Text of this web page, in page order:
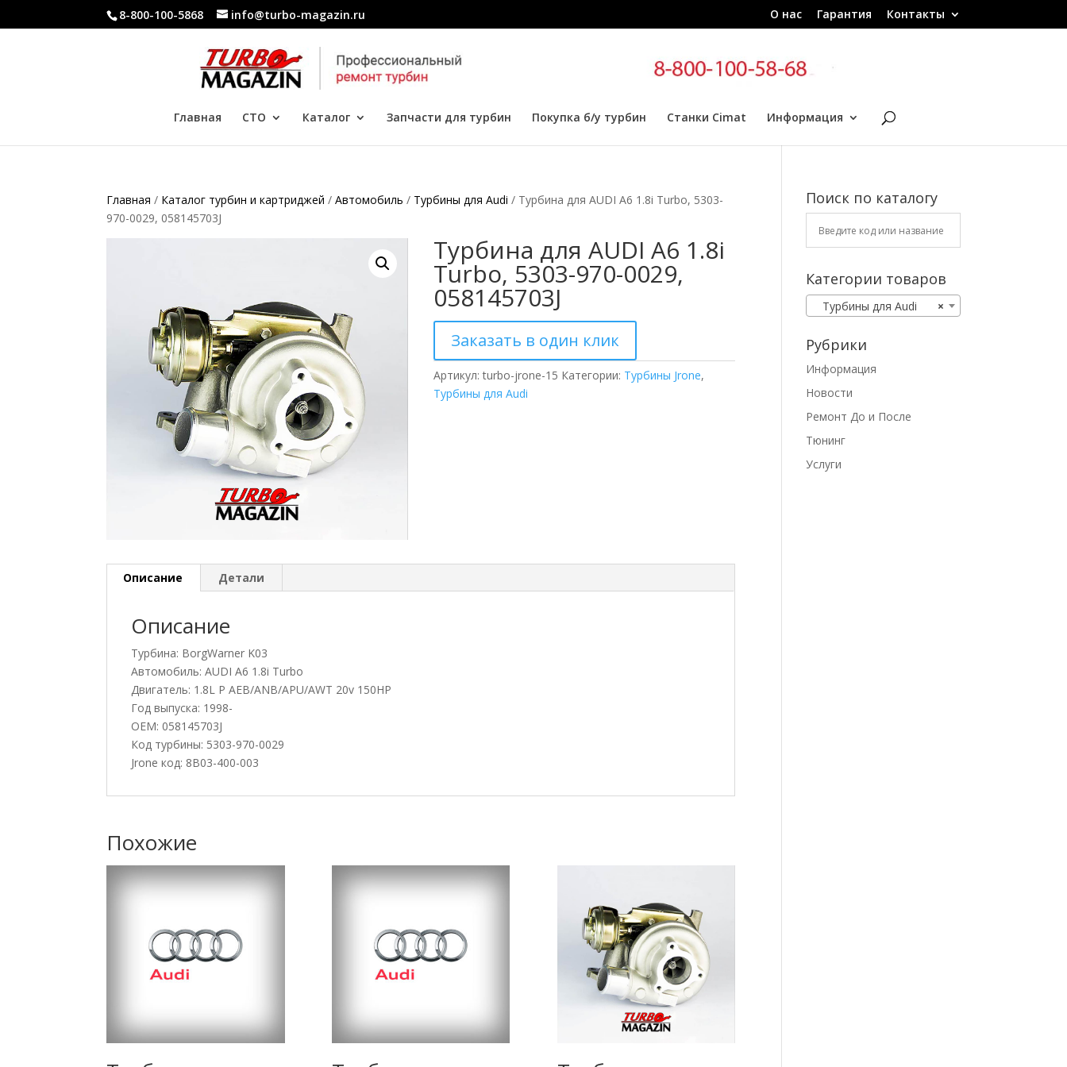
8-800-100-5868 info@turbo-magazin.ru О нас Гарантия Контакты
Главная СТО Каталог Запчасти для турбин Покупка б/у турбин Станки Cimat Информация
Главная / Каталог турбин и картриджей /Автомобиль / Турбины для Audi / Турбина для AUDI A6 1.8i Turbo, 5303-
970-0029, 058145703J
Турбина для AUDI A6 1.8i
Turbo, 5303-970-0029,
058145703J
Заказать в один клик
Артикул:turbo-jrone-15 Категории: Турбины Jrone,
Турбины для Audi
Описание Детали
Описание
Турбина: BorgWarner K03
Автомобиль: AUDI A6 1.8i Turbo
Двигатель: 1.8L P AEB/ANB/APU/AWT 20v 150HP
Год выпуска: 1998-
OEM: 058145703J
Код турбины: 5303-970-0029
Jrone код: 8B03-400-003
Похожие
Поиск по каталогу
Категории товаров
×
Турбины для Audi
Рубрики
Информация
Новости
Ремонт До и После
Тюнинг
Услуги